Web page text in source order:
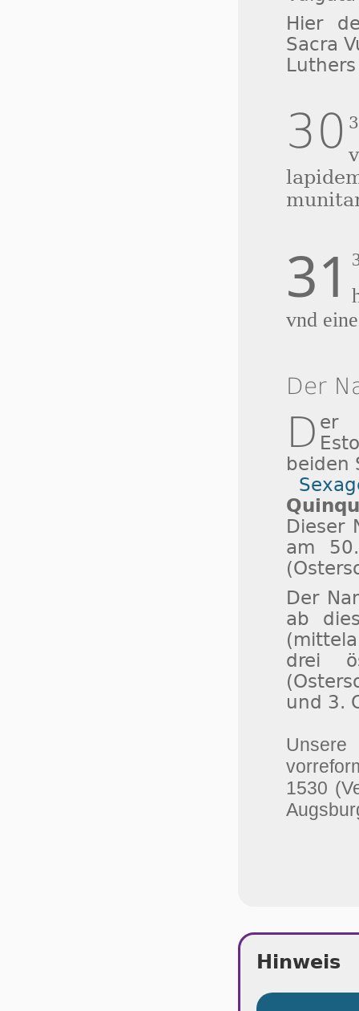
Hier
Sacra
30
31
vnd
Der
D er
beiden
Dieser
am
Der
ab
drei
und 3.
1530
Hinweis